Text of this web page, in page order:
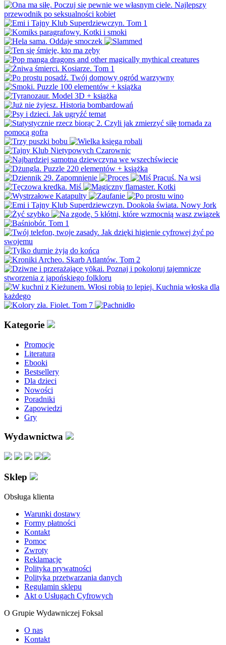
Kategorie
Promocje
Literatura
Ebooki
Bestsellery
Dla dzieci
Nowości
Poradniki
Zapowiedzi
Gry
Wydawnictwa
Sklep
Obsługa klienta
Warunki dostawy
Formy płatności
Kontakt
Pomoc
Zwroty
Reklamacje
Polityka prywatności
Polityka przetwarzania danych
Regulamin sklepu
Akt o Usługach Cyfrowych
O Grupie Wydawniczej Foksal
O nas
Kontakt